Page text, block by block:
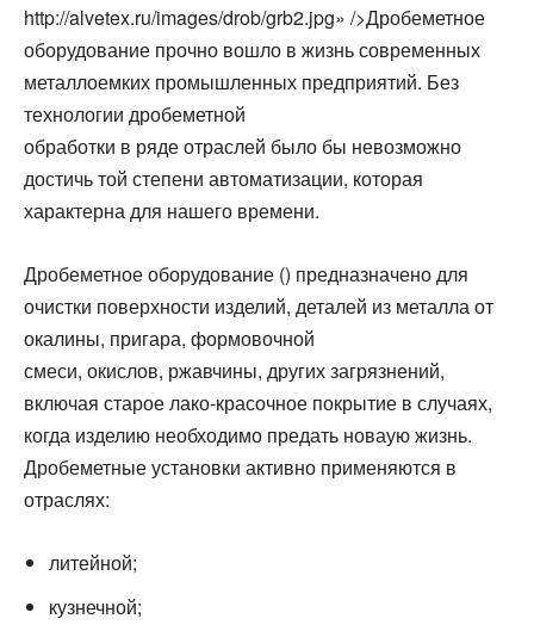
http://alvetex.ru/images/drob/grb2.jpg» />Дробеметное
оборудование прочно вошло в жизнь современных
металлоемких промышленных предприятий. Без
технологии дробеметной
обработки в ряде отраслей было бы невозможно
достичь той степени автоматизации, которая
характерна для нашего времени.
Дробеметное оборудование () предназначено для
очистки поверхности изделий, деталей из металла от
окалины, пригара, формовочной
смеси, окислов, ржавчины, других загрязнений,
включая старое лако-красочное покрытие в случаях,
когда изделию необходимо предать новаую жизнь.
Дробеметные установки активно применяются в
отраслях:
литейной;
кузнечной;